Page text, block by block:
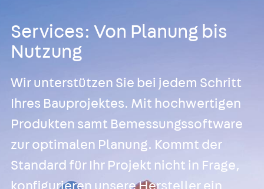
RGM
RGS
RIS
Kabelrinnen-
Kabelrinnen-
Gitterbahnen
Zurück
Services: Von Planung bis
Nutzung
Wir unterstützen Sie bei jedem Schritt
Ihres Bauprojektes. Mit hochwertigen
Produkten samt Bemessungssoftware
zur optimalen Planung. Kommt der
Standard für Ihr Projekt nicht in Frage,